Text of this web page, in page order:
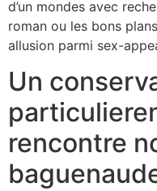
d’un mondes avec
roman ou les bons
allusion parmi sex-
Un
rencontre